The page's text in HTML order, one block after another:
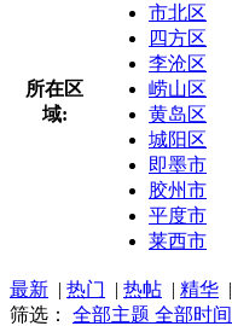
所在区
域:
市北区
四方区
李沧区
崂山区
黄岛区
城阳区
即墨市
胶州市
平度市
莱西市
最新 | 热门 | 热帖 | 精华 |
筛选： 全部主题 全部时间